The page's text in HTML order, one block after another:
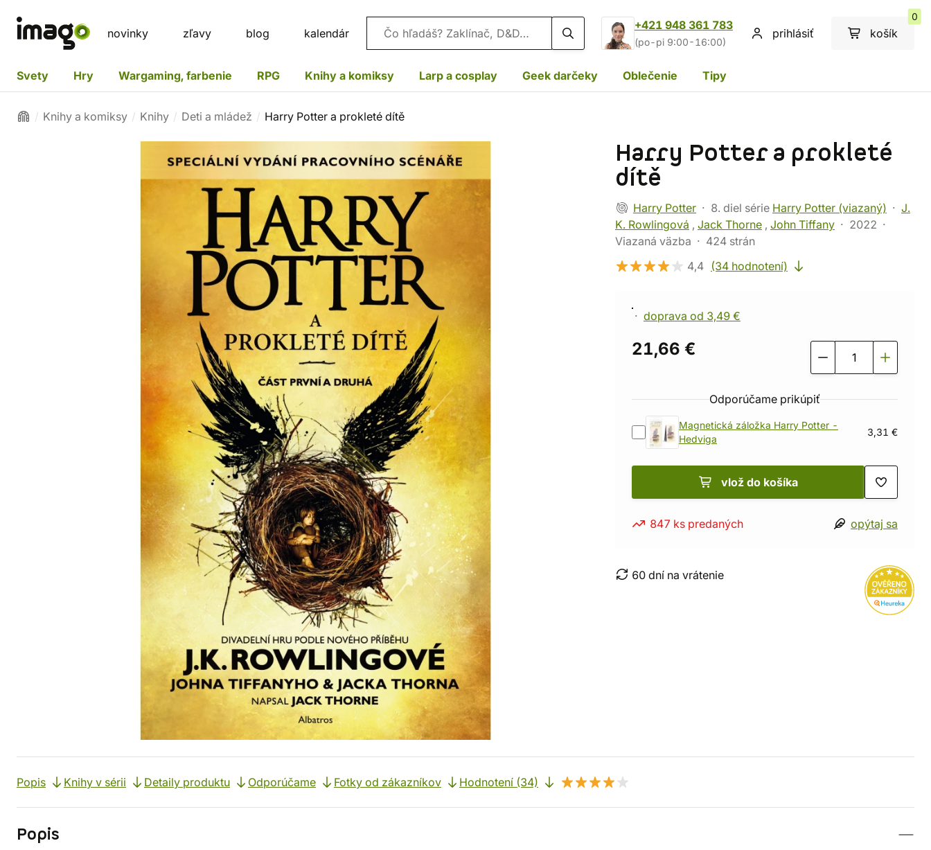
novinky zľavy blog kalendár Vyhľadávanie
+421 948 361 783
(po-pi 9:00-16:00)
prihlásiť košík
0
Svety Hry Wargaming, farbenie RPG Knihy a komiksy Larp a cosplay Geek darčeky Oblečenie Tipy
Knihy a komiksy Knihy Deti a mládež Harry Potter a prokleté dítě
Harry Potter a prokleté
dítě
Harry Potter 8. diel série Harry Potter (viazaný)
J.
K. Rowlingová , Jack Thorne , John Tiffany
2022
Viazaná väzba
424 strán
4,4 (34 hodnotení)
doprava od 3,49 €
21,66 €
Odporúčame prikúpiť
Magnetická záložka Harry Potter -
Hedviga
3,31 €
vlož do košíka
847 ks predaných opýtaj sa
60 dní na vrátenie
Popis Knihy v sérii Detaily produktu Odporúčame Fotky od zákazníkov Hodnotení (34)
Popis